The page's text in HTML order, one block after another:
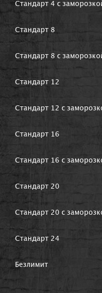
Стандарт 4 с
Стандарт 8
Стандарт 8 с
Стандарт 12
Стандарт 12 с
Стандарт 16
Стандарт 16 с
Стандарт 20
Стандарт 20 с
Стандарт 24
Безлимит